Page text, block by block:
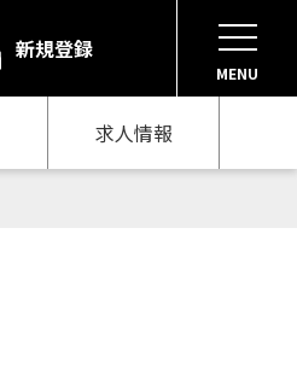
新規登録
MENU
求人情報